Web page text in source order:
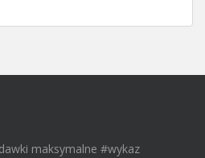
maksymalne #wykaz